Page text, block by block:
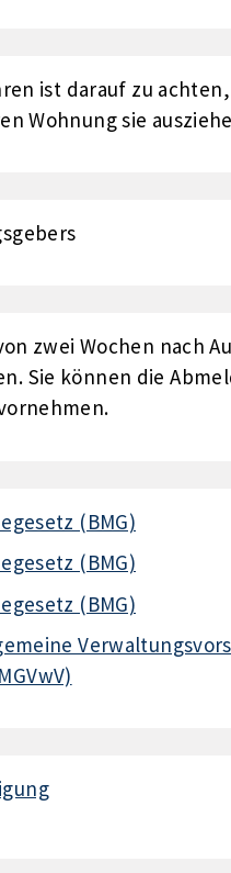
ist darauf zu
Wohnung sie
zwei Wochen nach
Sie können die
(BMG)
(BMG)
(BMG)